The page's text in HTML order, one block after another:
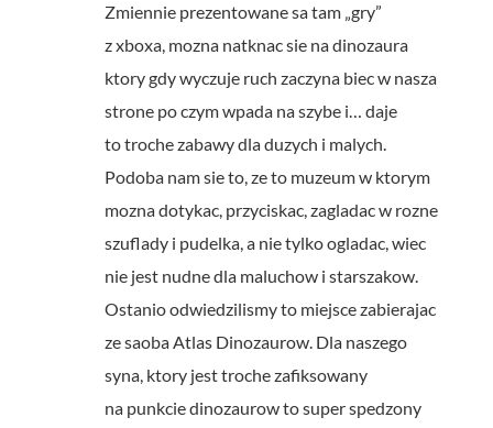
Zmiennie prezentowane sa tam „gry”
z xboxa, mozna natknac sie na dinozaura
ktory gdy wyczuje ruch zaczyna biec w nasza
strone po czym wpada na szybe i… daje
to troche zabawy dla duzych i malych.
Podoba nam sie to, ze to muzeum w ktorym
mozna dotykac, przyciskac, zagladac w rozne
szuflady i pudelka, a nie tylko ogladac, wiec
nie jest nudne dla maluchow i starszakow.
Ostanio odwiedzilismy to miejsce zabierajac
ze saoba Atlas Dinozaurow. Dla naszego
syna, ktory jest troche zafiksowany
na punkcie dinozaurow to super spedzony